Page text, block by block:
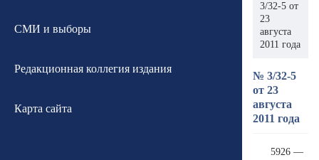
СМИ и выборы
Редакционная коллегия издания
Карта сайта
3/32-5 от
23
августа
2011 года
№ 3/32-5
от 23
августа
2011 года
5926 —